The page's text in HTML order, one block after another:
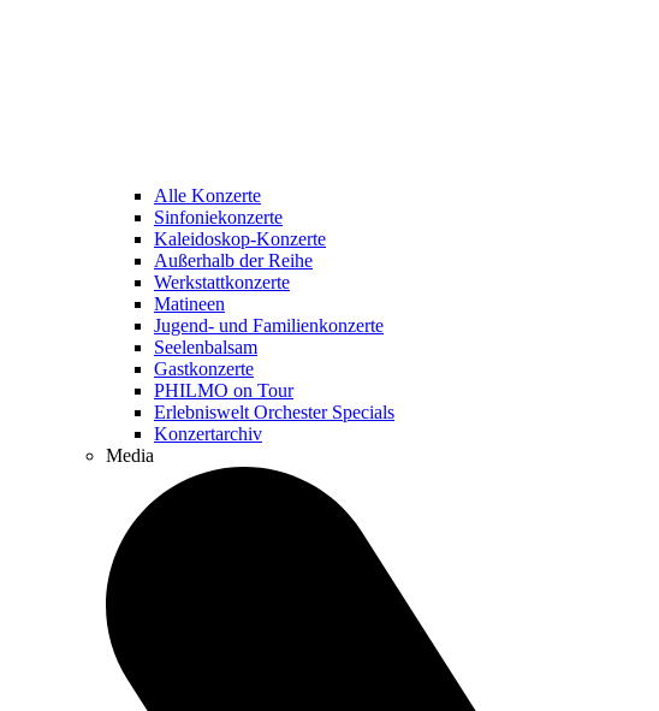
Alle Konzerte
Sinfoniekonzerte
Kaleidoskop-Konzerte
Außerhalb der Reihe
Werkstattkonzerte
Matineen
Jugend- und Familienkonzerte
Seelenbalsam
Gastkonzerte
PHILMO on Tour
Erlebniswelt Orchester Specials
Konzertarchiv
Media